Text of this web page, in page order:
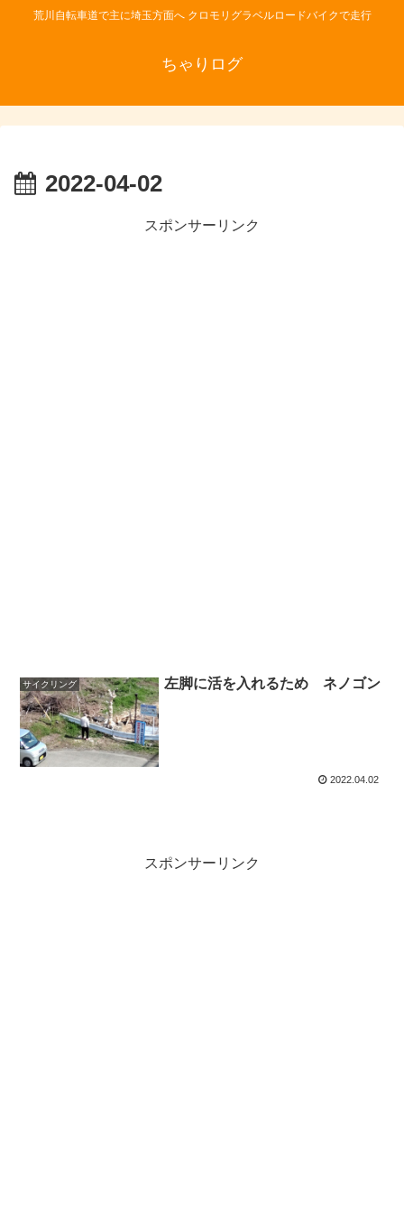
荒川自転車道で主に埼玉方面へ クロモリグラベルロードバイクで走行
ちゃりログ
2022-04-02
スポンサーリンク
サイクリング 左脚に活を入れるため ネノゴン
2022.04.02
スポンサーリンク